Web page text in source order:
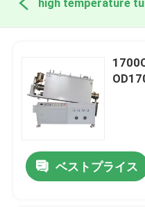
ベストプライス